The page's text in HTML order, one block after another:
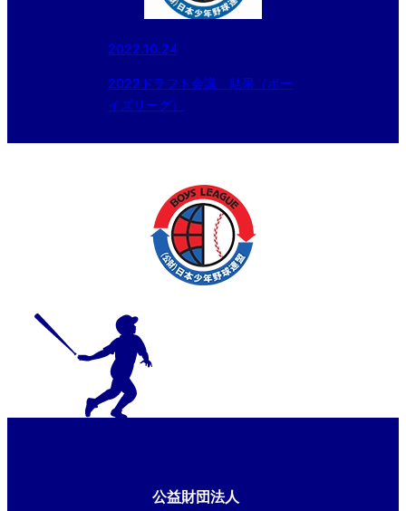
2022.10.24
2022ドラフト会議 結果（ボー
イズリーグ）
公益財団法人